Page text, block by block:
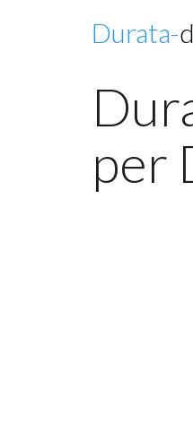
Durata-
per